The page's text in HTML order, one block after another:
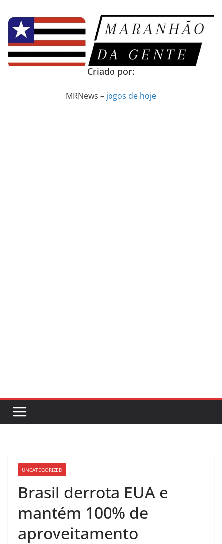
para
conteúdo
Criado por:
MRNews – jogos de hoje
UNCATEGORIZED
Brasil derrota EUA e
mantém 100% de
aproveitamento